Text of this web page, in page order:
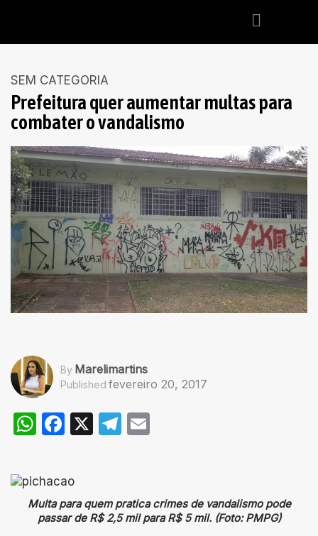
SEM CATEGORIA
Prefeitura quer aumentar multas para
combater o vandalismo
By Marelimartins
Published fevereiro 20, 2017
WhatsApp
Facebook
X Telegram
Multa para quem pratica crimes de vandalismo pode
passar de R$ 2,5 mil para R$ 5 mil. (Foto: PMPG)